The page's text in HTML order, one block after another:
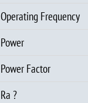
Operating Frequency
Power
Power Factor
Ra ?